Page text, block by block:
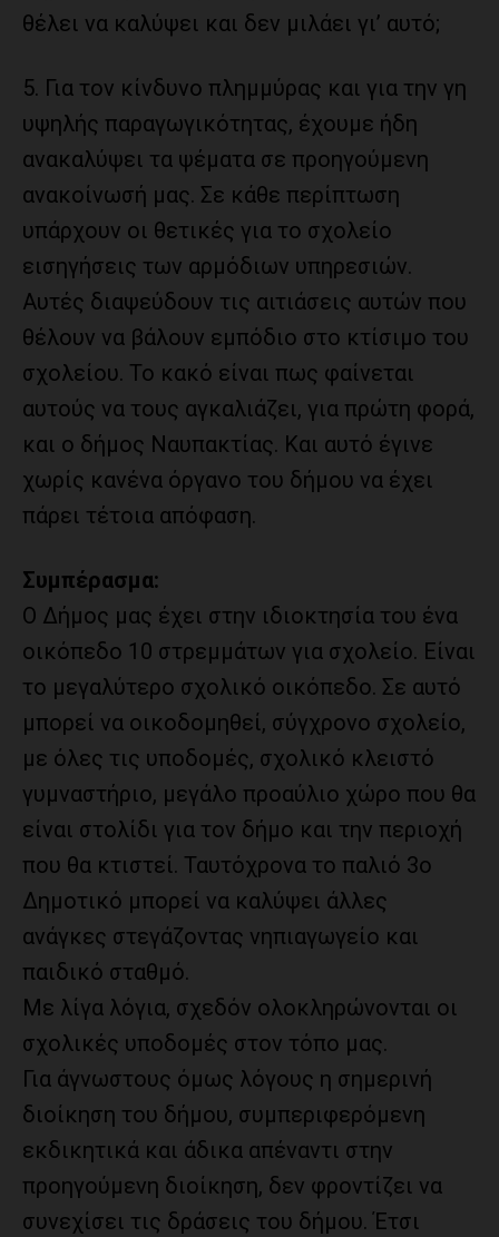
θέλει να καλύψει και δεν μιλάει γι’ αυτό;
5. Για τον κίνδυνο πλημμύρας και για την γη
υψηλής παραγωγικότητας, έχουμε ήδη
ανακαλύψει τα ψέματα σε προηγούμενη
ανακοίνωσή μας. Σε κάθε περίπτωση
υπάρχουν οι θετικές για το σχολείο
εισηγήσεις των αρμόδιων υπηρεσιών.
Αυτές διαψεύδουν τις αιτιάσεις αυτών που
θέλουν να βάλουν εμπόδιο στο κτίσιμο του
σχολείου. Το κακό είναι πως φαίνεται
αυτούς να τους αγκαλιάζει, για πρώτη φορά,
και ο δήμος Ναυπακτίας. Και αυτό έγινε
χωρίς κανένα όργανο του δήμου να έχει
πάρει τέτοια απόφαση.
Συμπέρασμα:
Ο Δήμος μας έχει στην ιδιοκτησία του ένα
οικόπεδο 10 στρεμμάτων για σχολείο. Είναι
το μεγαλύτερο σχολικό οικόπεδο. Σε αυτό
μπορεί να οικοδομηθεί, σύγχρονο σχολείο,
με όλες τις υποδομές, σχολικό κλειστό
γυμναστήριο, μεγάλο προαύλιο χώρο που θα
είναι στολίδι για τον δήμο και την περιοχή
που θα κτιστεί. Ταυτόχρονα το παλιό 3ο
Δημοτικό μπορεί να καλύψει άλλες
ανάγκες στεγάζοντας νηπιαγωγείο και
παιδικό σταθμό.
Με λίγα λόγια, σχεδόν ολοκληρώνονται οι
σχολικές υποδομές στον τόπο μας.
Για άγνωστους όμως λόγους η σημερινή
διοίκηση του δήμου, συμπεριφερόμενη
εκδικητικά και άδικα απέναντι στην
προηγούμενη διοίκηση, δεν φροντίζει να
συνεχίσει τις δράσεις του δήμου. Έτσι